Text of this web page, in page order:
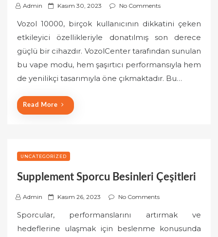
Admin
P
s
e
d
Kasım 30, 2023 No Comments
Vozol 10000, birçok kullanıcının dikkatini çeken
etkileyici özellikleriyle donatılmış son derece
güçlü bir cihazdır. VozolCenter tarafından sunulan
bu vape modu, hem şaşırtıcı performansıyla hem
de yenilikçi tasarımıyla öne çıkmaktadır. Bu…
Read More
UNCATEGORIZED
Supplement Sporcu Besinleri Çeşitleri
Admin
P
s
t
Kasım 26, 2023 No Comments
Sporcular, performanslarını artırmak ve
hedeflerine ulaşmak için beslenme konusunda